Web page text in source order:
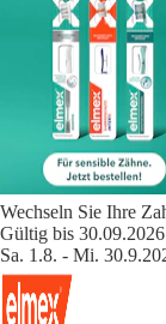
Wechseln Sie Ihre
Gültig bis 30.09.2026
Sa. 1.8. - Mi.